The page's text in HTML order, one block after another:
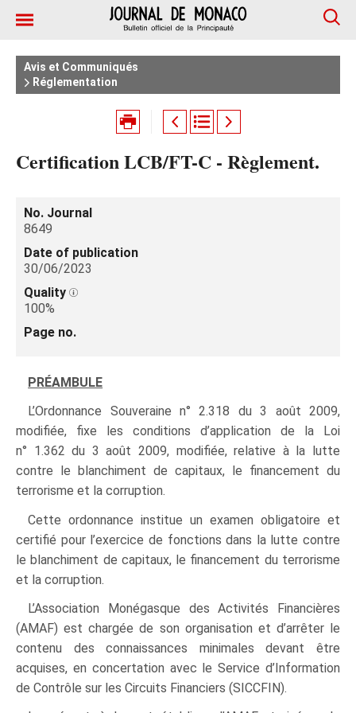
Avis et Communiqués
Réglementation
Certification LCB/FT-C - Règlement.
No. Journal
8649
Date of publication
30/06/2023
Quality
100%
Page no.
PRÉAMBULE
L’Ordonnance Souveraine n° 2.318 du 3 août 2009,
modifiée, fixe les conditions d’application de la Loi
n° 1.362 du 3 août 2009, modifiée, relative à la lutte
contre le blanchiment de capitaux, le financement du
terrorisme et la corruption.
Cette ordonnance institue un examen obligatoire et
certifié pour l’exercice de fonctions dans la lutte contre
le blanchiment de capitaux, le financement du terrorisme
et la corruption.
L’Association Monégasque des Activités Financières
(AMAF) est chargée de son organisation et d’arrêter le
contenu des connaissances minimales devant être
acquises, en concertation avec le Service d’Information
de Contrôle sur les Circuits Financiers (SICCFIN).